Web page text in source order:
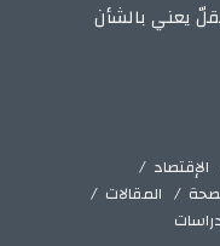
يعني بالشأن
الإقتصاد
المقالات